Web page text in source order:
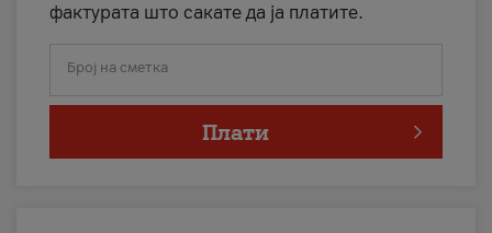
фактурата што сакате да ја платите.
Број на сметка
Плати